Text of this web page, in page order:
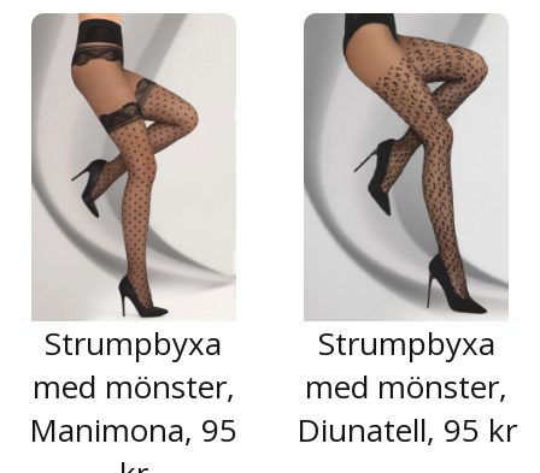
Strumpbyxa
med mönster,
Manimona, 95
Strumpbyxa
med mönster,
Diunatell, 95 kr